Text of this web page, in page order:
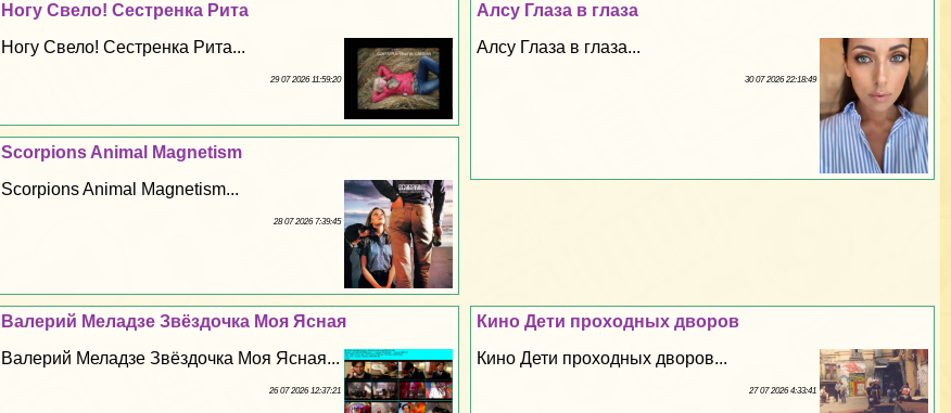
Алсу Глаза в глаза
Алсу Глаза в глаза...
30 07 2026 22:18:49
Ногу Свело! Сестренка Рита
Ногу Свело! Сестренка Рита...
29 07 2026 11:59:20
Scorpions Animal Magnetism
Scorpions Animal Magnetism...
28 07 2026 7:39:45
Кино Дети проходных дворов
Кино Дети проходных дворов...
27 07 2026 4:33:41
Валерий Меладзе Звёздочка Моя Ясная
Валерий Меладзе Звёздочка Моя Ясная...
26 07 2026 12:37:21